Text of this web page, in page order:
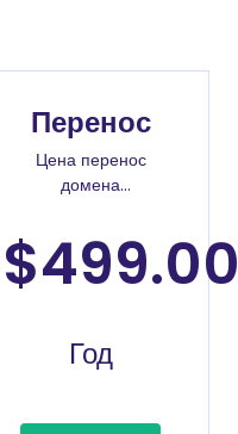
/
Перенос
Цена перенос
домена
Год